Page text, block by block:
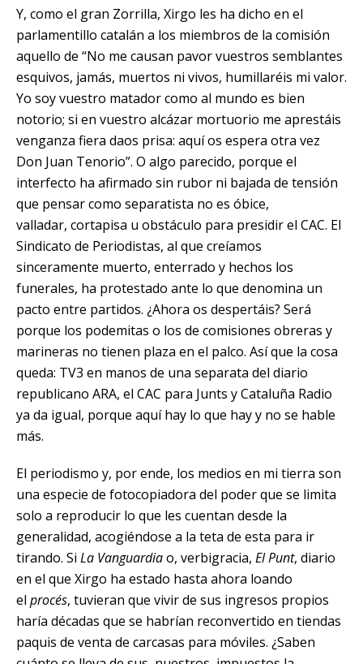
Y, como el gran Zorrilla, Xirgo les ha dicho en el
parlamentillo catalán a los miembros de la comisión
aquello de “No me causan pavor vuestros semblantes
esquivos, jamás, muertos ni vivos, humillaréis mi valor.
Yo soy vuestro matador como al mundo es bien
notorio; si en vuestro alcázar mortuorio me aprestáis
venganza fiera daos prisa: aquí os espera otra vez
Don Juan Tenorio”. O algo parecido, porque el
interfecto ha afirmado sin rubor ni bajada de tensión
que pensar como separatista no es óbice,
valladar, cortapisa u obstáculo para presidir el CAC. El
Sindicato de Periodistas, al que creíamos
sinceramente muerto, enterrado y hechos los
funerales, ha protestado ante lo que denomina un
pacto entre partidos. ¿Ahora os despertáis? Será
porque los podemitas o los de comisiones obreras y
marineras no tienen plaza en el palco. Así que la cosa
queda: TV3 en manos de una separata del diario
republicano ARA, el CAC para Junts y Cataluña Radio
ya da igual, porque aquí hay lo que hay y no se hable
más.
El periodismo y, por ende, los medios en mi tierra son
una especie de fotocopiadora del poder que se limita
solo a reproducir lo que les cuentan desde la
generalidad, acogiéndose a la teta de esta para ir
tirando. Si La Vanguardiao, verbigracia, El Punt, diario
en el que Xirgo ha estado hasta ahora loando
el procés, tuvieran que vivir de sus ingresos propios
haría décadas que se habrían reconvertido en tiendas
paquis de venta de carcasas para móviles. ¿Saben